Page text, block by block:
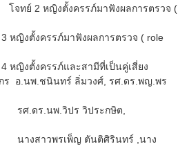
รรภ์มาฟังผลการตรวจ (
ภ์มาฟังผลการตรวจ ( role
รภ์และสามีที่เป็นคู่เสี่ยง
ทร์ ลิ่มวงศ์, รศ.ดร.พญ.พร
ร วิประกษิต,
ญ ตันติศิรินทร์ ,นาง